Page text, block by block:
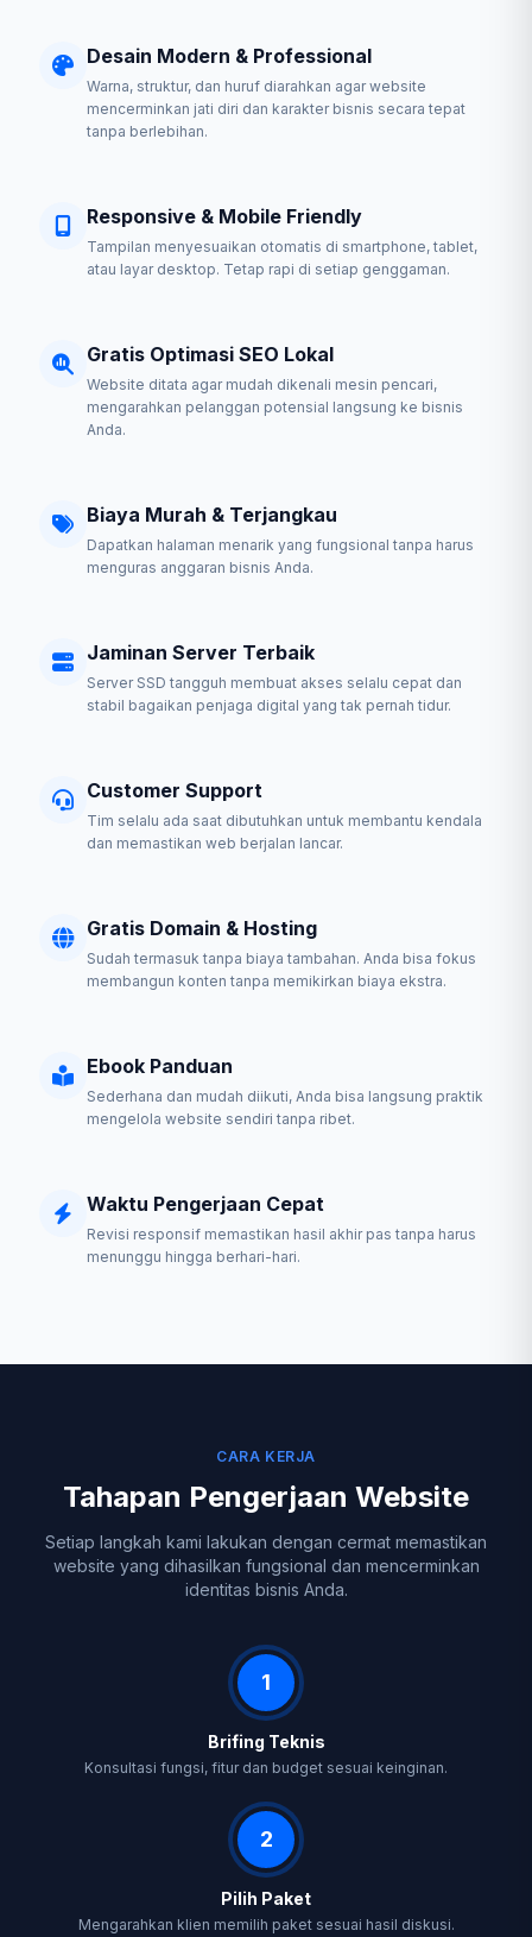
Desain Modern & Professional
Warna, struktur, dan huruf diarahkan agar website
mencerminkan jati diri dan karakter bisnis secara tepat
tanpa berlebihan.
Responsive & Mobile Friendly
Tampilan menyesuaikan otomatis di smartphone, tablet,
atau layar desktop. Tetap rapi di setiap genggaman.
Gratis Optimasi SEO Lokal
Website ditata agar mudah dikenali mesin pencari,
mengarahkan pelanggan potensial langsung ke bisnis
Anda.
Biaya Murah & Terjangkau
Dapatkan halaman menarik yang fungsional tanpa harus
menguras anggaran bisnis Anda.
Jaminan Server Terbaik
Server SSD tangguh membuat akses selalu cepat dan
stabil bagaikan penjaga digital yang tak pernah tidur.
Customer Support
Tim selalu ada saat dibutuhkan untuk membantu kendala
dan memastikan web berjalan lancar.
Gratis Domain & Hosting
Sudah termasuk tanpa biaya tambahan. Anda bisa fokus
membangun konten tanpa memikirkan biaya ekstra.
Ebook Panduan
Sederhana dan mudah diikuti, Anda bisa langsung praktik
mengelola website sendiri tanpa ribet.
Waktu Pengerjaan Cepat
Revisi responsif memastikan hasil akhir pas tanpa harus
menunggu hingga berhari-hari.
CARA KERJA
Tahapan Pengerjaan Website
Setiap langkah kami lakukan dengan cermat memastikan
website yang dihasilkan fungsional dan mencerminkan
identitas bisnis Anda.
1
Brifing Teknis
Konsultasi fungsi, fitur dan budget sesuai keinginan.
2
Pilih Paket
Mengarahkan klien memilih paket sesuai hasil diskusi.